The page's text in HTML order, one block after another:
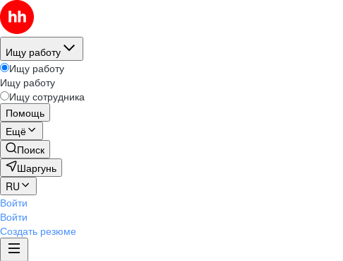
Ищу работу
Ищу работу
Ищу работу
Ищу сотрудника
Помощь
Ещё
Поиск
Шаргунь
RU
Войти
Войти
Создать резюме